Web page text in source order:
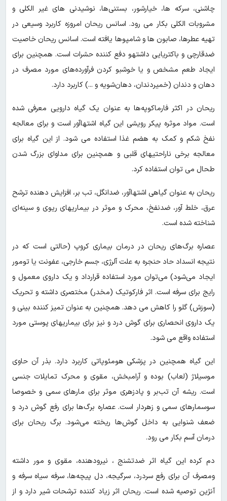
چاشنی، سرکه ها، خیارشور، بستنی‌ها، نوشیدنی های غیر الکلی و
مشروبات الکلی بکار می رود. اسانس ریحان امروزه کاربرد وسیعی در
تهیه عطرها، صابون ها و شامپوها یافته است. اسانس ریحان خاصیت
ضدقارچی و باکتریایی داشتهو دفع کننده حشرات است. همچنین برای
ایجاد طعم مشخص و یا خوشبو کردن فرآورده‌های مورد مصرف در
دهان و دندان (خمیردندان، دهان‌شویه و ...) کاربرد دارد.
ریحان در اکثر فارماکوپه‌ها به عنوان یک گیاه دارویی معرفی شده
است. مواد موثره پیکر رویشی این گیاه اشتهاآور است و برای معالجه
نفخ شکم و کمک به هضم غذا استفاده می شود. از این گیاه برای
معالجه برخی ناراحتیهای قلبی و همچنین برای مداوای بزرگ شدن
طحال می توان استفاده کرد.
ریحان به عنوان گیاهی اشتهاآور، ضدانگل، تب بر، افزایش دهنده ترشح
عرق، خلط آور، ضدنفخ، محرک و موثر در بیماریهای ریوی و سینه‌ای
شناخته شده است.
عصاره برگ‌های ریحان در درمان بیماری کروپ (حالتی است که در
نتیجه انسداد حاد حنجره به علت آلرژی، جسم خارجی، عفونت یا تومور
ایجاد می‌شود) می‌توان مورد استفاده قرارداد و یک داروی معمول و
رایج برای سرفه است. اثر فارکوتیک (مخدر) مختصری داشته و تحریک
(سوزش) گلو را کاهش می دهد. همچنین به عنوان تمیز کننده بینی و
یک داروی انحصاری برای گوش درد و نیز برای بیماریهای پوستی مورد
استفاده واقع می شود.
این گیاه همچنین در پزشکی هومئوپاتی کاربرد دارد. بذر آن حاوی
موسیلاژ (لعاب) بوده و آرامبخش، مقوی و محرک تمایلات جنسی
است. ریشه آن تب‌بر و پادزهری موثر برای مارهای سمی و خصوصا
سوسمارهای سمی و زهردار است. عصاره برگ‌ها برای رفع گوش درد و
ضعف شنوایی به داخل گوش‌ها ریخته می‌شود. برگ ریحان برای
درمان آسم بکار می رود.
دم کرده این گیاه اثر ضدتشنج ، نیرودهنده، مقوی و مور داشته
ومصرف آن برای رفع سردرد، سرگیجه، دل پیچه‌ها، سرفه سیاه سرفه و
آنژین توصیه شده است. ریحان اثر زیاد کننده ترشحات شیر دارد و از